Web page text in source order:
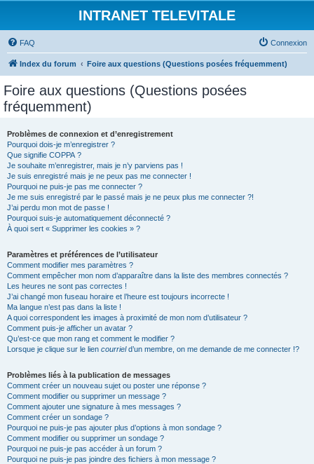
INTRANET TELEVITALE
FAQ Connexion
Index du forum Foire aux questions (Questions posées fréquemment)
Foire aux questions (Questions posées
fréquemment)
Problèmes de connexion et d’enregistrement
Pourquoi dois-je m’enregistrer ?
Que signifie COPPA ?
Je souhaite m’enregistrer, mais je n’y parviens pas !
Je suis enregistré mais je ne peux pas me connecter !
Pourquoi ne puis-je pas me connecter ?
Je me suis enregistré par le passé mais je ne peux plus me connecter ?!
J’ai perdu mon mot de passe !
Pourquoi suis-je automatiquement déconnecté ?
À quoi sert « Supprimer les cookies » ?
Paramètres et préférences de l’utilisateur
Comment modifier mes paramètres ?
Comment empêcher mon nom d’apparaître dans la liste des membres connectés ?
Les heures ne sont pas correctes !
J’ai changé mon fuseau horaire et l’heure est toujours incorrecte !
Ma langue n’est pas dans la liste !
A quoi correspondent les images à proximité de mon nom d’utilisateur ?
Comment puis-je afficher un avatar ?
Qu’est-ce que mon rang et comment le modifier ?
Lorsque je clique sur le lien courrield’un membre, on me demande de me connecter !?
Problèmes liés à la publication de messages
Comment créer un nouveau sujet ou poster une réponse ?
Comment modifier ou supprimer un message ?
Comment ajouter une signature à mes messages ?
Comment créer un sondage ?
Pourquoi ne puis-je pas ajouter plus d’options à mon sondage ?
Comment modifier ou supprimer un sondage ?
Pourquoi ne puis-je pas accéder à un forum ?
Pourquoi ne puis-je pas joindre des fichiers à mon message ?